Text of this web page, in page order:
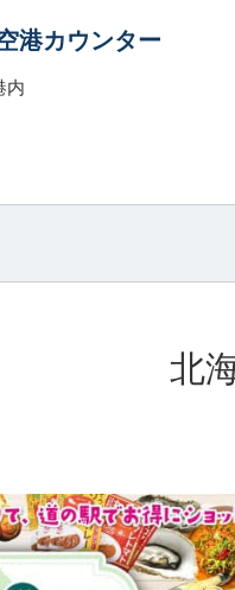
港カウンター
内
北